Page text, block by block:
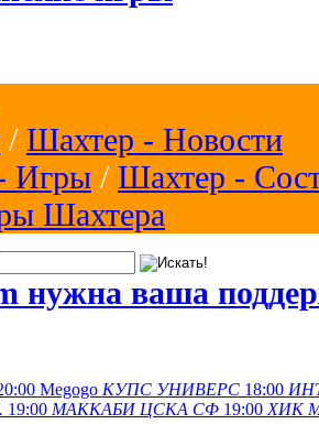
/ Шахтер - Новости
Игры / Шахтер -
Шахтера
нужна ваша
Megogo КУПС УНИВЕРС 18:00
19:00 МАККАБИ ЦСКА СФ 19:00 ХИК